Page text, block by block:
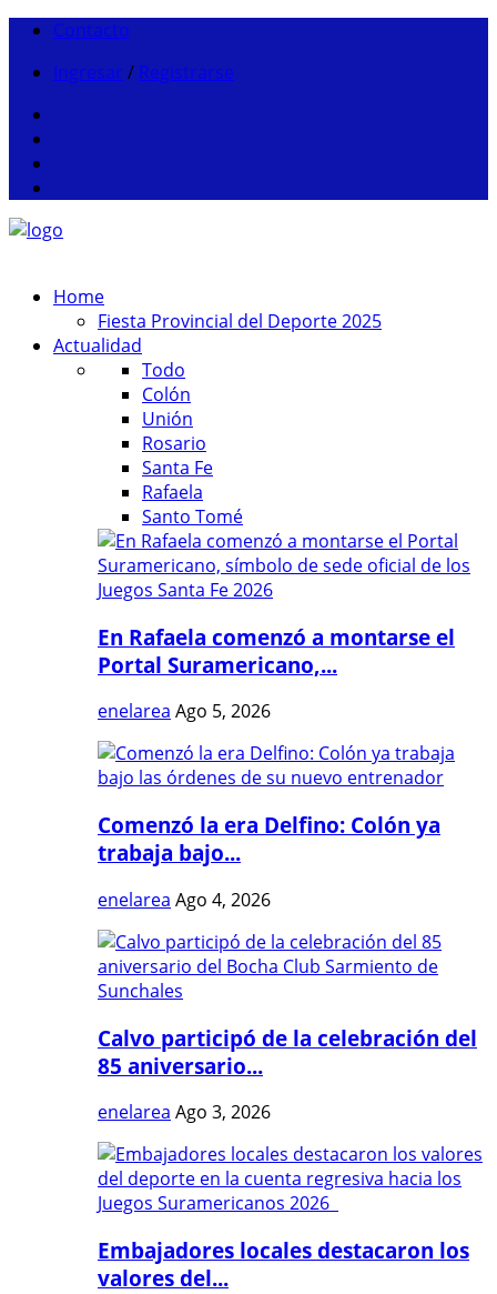
Contacto
Ingresar / Registrarse
Home
Fiesta Provincial del Deporte 2025
Actualidad
Todo
Colón
Unión
Rosario
Santa Fe
Rafaela
Santo Tomé
En Rafaela comenzó a montarse el
Portal Suramericano,...
enelarea Ago 5, 2026
Comenzó la era Delfino: Colón ya
trabaja bajo...
enelarea Ago 4, 2026
Calvo participó de la celebración del
85 aniversario...
enelarea Ago 3, 2026
Embajadores locales destacaron los
valores del...